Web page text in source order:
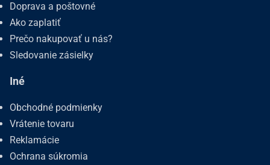
Doprava a poštovné
Ako zaplatiť
Prečo nakupovať u nás?
Sledovanie zásielky
Iné
Obchodné podmienky
Vrátenie tovaru
Reklamácie
Ochrana súkromia